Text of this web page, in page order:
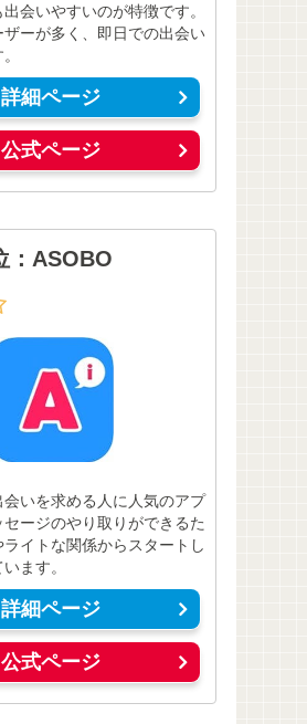
会いやすいのが特徴です。
ザーが多く、即日での出会い
詳細ページ
公式ページ
：ASOBO
会いを求める人に人気のアプ
セージのやり取りができるた
イトな関係からスタートし
ます。
詳細ページ
公式ページ